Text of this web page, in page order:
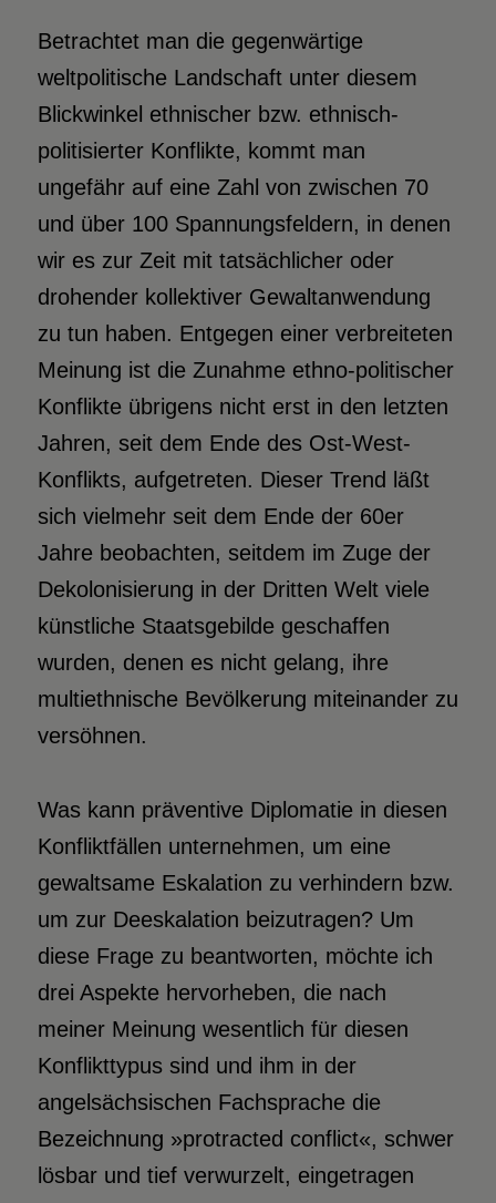
Betrachtet man die gegenwärtige
weltpolitische Landschaft unter diesem
Blickwinkel ethnischer bzw. ethnisch-
politisierter Konflikte, kommt man
ungefähr auf eine Zahl von zwischen 70
und über 100 Spannungsfeldern, in denen
wir es zur Zeit mit tatsächlicher oder
drohender kollektiver Gewaltanwendung
zu tun haben. Entgegen einer verbreiteten
Meinung ist die Zunahme ethno-politischer
Konflikte übrigens nicht erst in den letzten
Jahren, seit dem Ende des Ost-West-
Konflikts, aufgetreten. Dieser Trend läßt
sich vielmehr seit dem Ende der 60er
Jahre beobachten, seitdem im Zuge der
Dekolonisierung in der Dritten Welt viele
künstliche Staatsgebilde geschaffen
wurden, denen es nicht gelang, ihre
multiethnische Bevölkerung miteinander zu
versöhnen.
Was kann präventive Diplomatie in diesen
Konfliktfällen unternehmen, um eine
gewaltsame Eskalation zu verhindern bzw.
um zur Deeskalation beizutragen? Um
diese Frage zu beantworten, möchte ich
drei Aspekte hervorheben, die nach
meiner Meinung wesentlich für diesen
Konflikttypus sind und ihm in der
angelsächsischen Fachsprache die
Bezeichnung »protracted conflict«, schwer
lösbar und tief verwurzelt, eingetragen